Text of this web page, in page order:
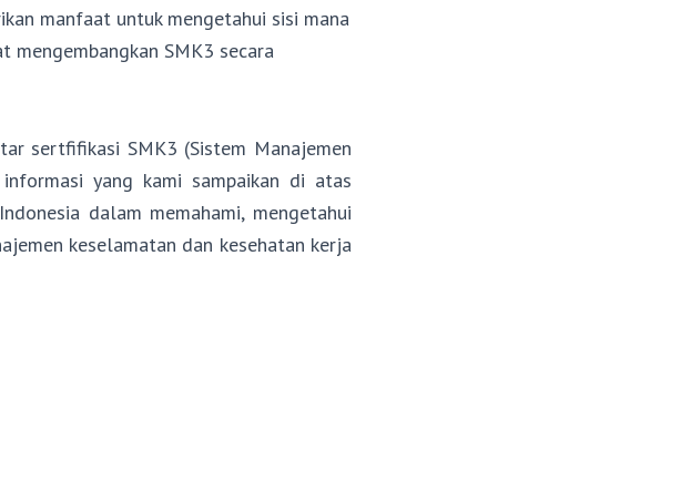
manfaat untuk mengetahui sisi mana
mengembangkan SMK3 secara
sertfifikasi SMK3 (Sistem Manajemen
yang kami sampaikan di atas
dalam memahami, mengetahui
keselamatan dan kesehatan kerja